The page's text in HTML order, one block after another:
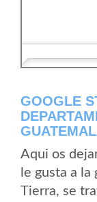
GOOGLE
Aqui os
le gusta a
Tierra, se